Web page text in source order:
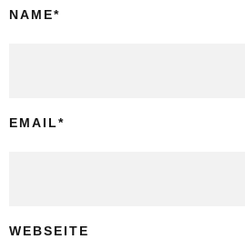
NAME*
EMAIL*
WEBSEITE